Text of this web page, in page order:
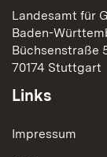
Landesamt für
Baden-
Büchsenstraße
70174 Stuttgart
Links
Impressum